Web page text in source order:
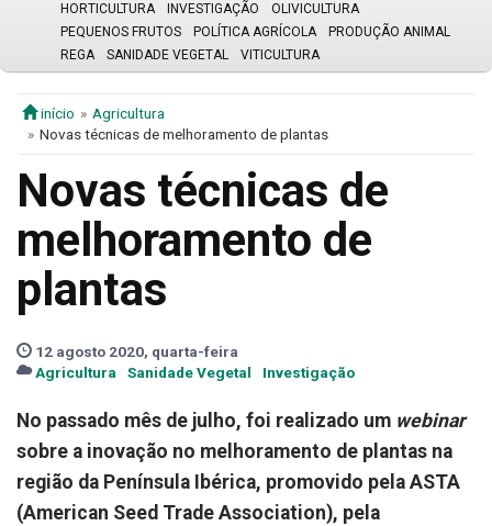
HORTICULTURA
INVESTIGAÇÃO
OLIVICULTURA
PEQUENOS FRUTOS
POLÍTICA AGRÍCOLA
PRODUÇÃO ANIMAL
REGA
SANIDADE VEGETAL VITICULTURA
início
Agricultura
Novas técnicas de melhoramento de plantas
Novas técnicas de
melhoramento de
plantas
12 agosto 2020, quarta-feira
Agricultura
Sanidade Vegetal Investigação
No passado mês de julho, foi realizado um webinar
sobre a inovação no melhoramento de plantas na
região da Península Ibérica, promovido pela ASTA
(American Seed Trade Association), pela